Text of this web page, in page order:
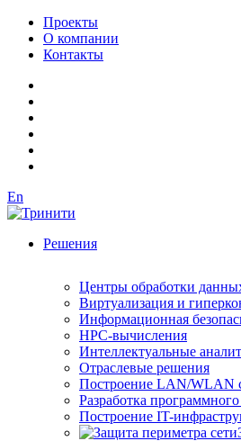
Проекты
О компании
Контакты
En
Решения
Центры обработки
Виртуализация и
Информационная
HPC-вычисления
Интеллектуальные
Отраслевые решения
Построение LAN/WLAN
Разработка
Построение IT-